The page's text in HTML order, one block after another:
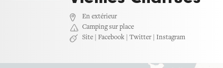
En extérieur
Camping sur place
Site
Facebook Twitter Instagram